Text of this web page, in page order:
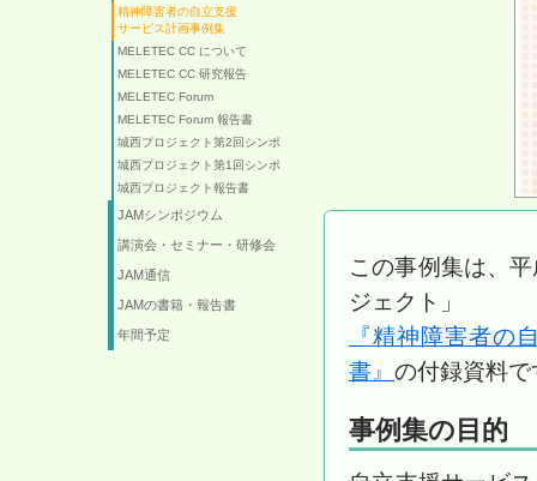
この事例集は、
ジェクト」
『精神障害者の
書』 の付録資料で
事例集の目的
精神障害者の自立支援
サービス計画事例集
MELETEC CC について
MELETEC CC 研究報告
MELETEC Forum
MELETEC Forum 報告書
城西プロジェクト第2回シンポ
城西プロジェクト第1回シンポ
城西プロジェクト報告書
JAMシンポジウム
講演会・セミナー・研修会
JAM通信
JAMの書籍・報告書
年間予定